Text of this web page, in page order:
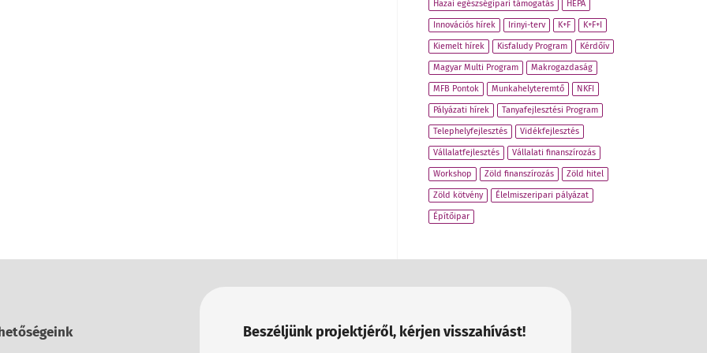
Hazai egészségipari támogatás HEPA
Innovációs hírek Irinyi-terv K+F K+F+I
Kiemelt hírek Kisfaludy Program Kérdőív
Magyar Multi Program Makrogazdaság
MFB Pontok Munkahelyteremtő NKFI
Pályázati hírek Tanyafejlesztési Program
Telephelyfejlesztés Vidékfejlesztés
Vállalatfejlesztés Vállalati finanszírozás
Workshop Zöld finanszírozás Zöld hitel
Zöld kötvény Élelmiszeripari pályázat
Építőipar
Beszéljünk projektjéről, kérjen visszahívást!